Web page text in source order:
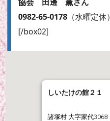
0982-65-0178 （水曜定休）
[/box02]
しいたけの館２１
諸塚村 大字家代3068